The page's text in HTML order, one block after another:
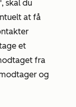
skal du
at få
et
fra
og